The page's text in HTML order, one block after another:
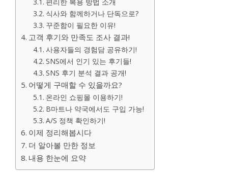
식사와 함께하거나 단독으로?
꾸준함이 필요한 이유!
고객 후기와 만족도 조사 결과!
사용자들의 경험담 공유하기!
SNS에서 인기 있는 후기들!
SNS 후기 분석 결과 공개!
어떻게 구매할 수 있을까요?
온라인 쇼핑몰 이용하기!
B마트나 약국에서도 구입 가능!
A/S 정책 확인하기!
이제 정리해봅시다
더 알아볼 만한 정보
내용 한눈에 요약